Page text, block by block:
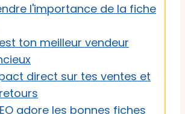
l'importance de la fiche
ton meilleur vendeur
direct sur tes ventes et
adore les bonnes fiches